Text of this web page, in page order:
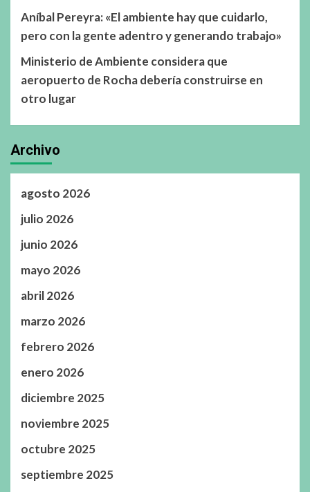
Aníbal Pereyra: «El ambiente hay que cuidarlo,
pero con la gente adentro y generando trabajo»
Ministerio de Ambiente considera que
aeropuerto de Rocha debería construirse en
otro lugar
Archivo
agosto 2026
julio 2026
junio 2026
mayo 2026
abril 2026
marzo 2026
febrero 2026
enero 2026
diciembre 2025
noviembre 2025
octubre 2025
septiembre 2025